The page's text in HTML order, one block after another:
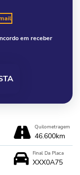
em receber
Quilometragem
46.600km
Final Da Placa
XXX0A75